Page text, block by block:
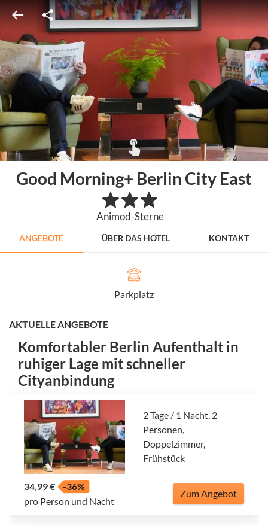
Good Morning+ Berlin City East
Animod-Sterne
ANGEBOTE ÜBER DAS HOTEL KONTAKT
Parkplatz
AKTUELLE ANGEBOTE
Komfortabler Berlin Aufenthalt in
ruhiger Lage mit schneller
Cityanbindung
2 Tage / 1 Nacht, 2
Personen,
Doppelzimmer,
Frühstück
34,99 €
-36%
pro Person und Nacht
Zum Angebot